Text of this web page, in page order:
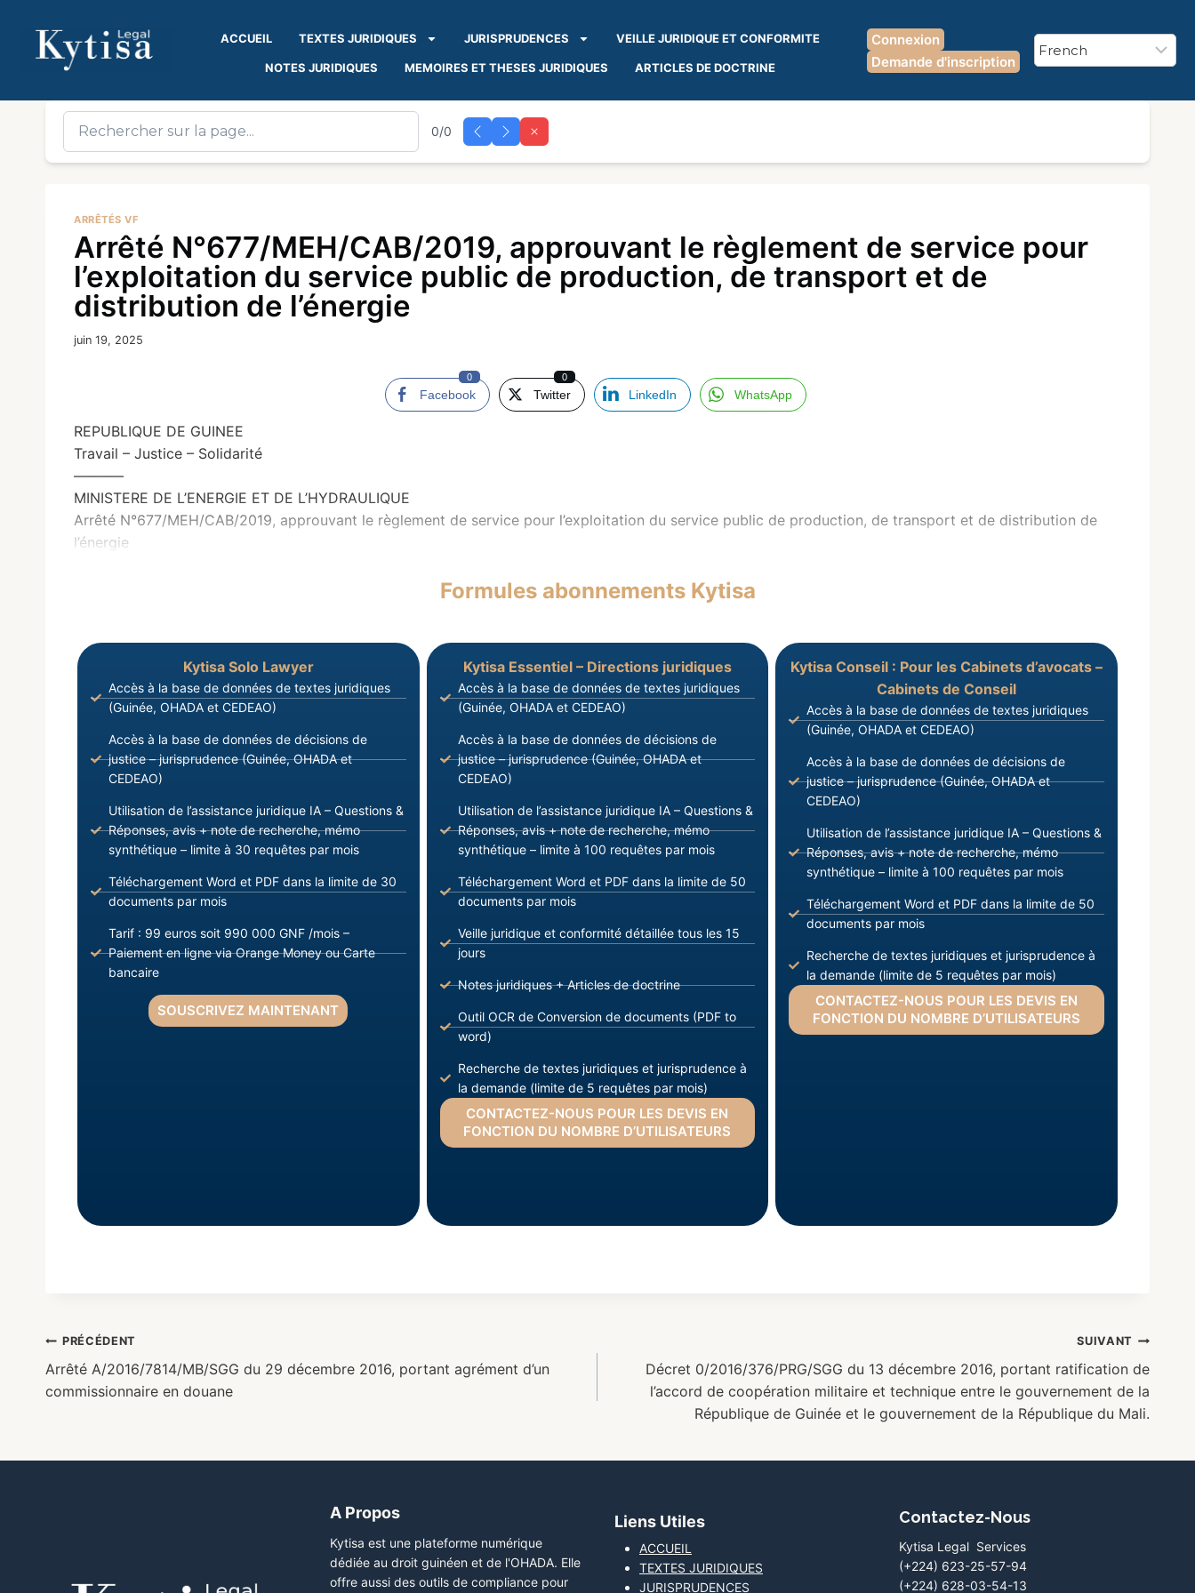
ACCUEIL TEXTES JURIDIQUES JURISPRUDENCES VEILLE JURIDIQUE ET CONFORMITE
NOTES JURIDIQUES MEMOIRES ET THESES JURIDIQUES ARTICLES DE DOCTRINE
Connexion
Demande d'inscription
0/0
ARRÊTÉS VF
Arrêté N°677/MEH/CAB/2019, approuvant le règlement de service pour
l’exploitation du service public de production, de transport et de
distribution de l’énergie
juin 19, 2025
Facebook
0
Twitter
0
LinkedIn WhatsApp
REPUBLIQUE DE GUINEE
Travail – Justice – Solidarité
———–
MINISTERE DE L’ENERGIE ET DE L’HYDRAULIQUE
Arrêté N°677/MEH/CAB/2019, approuvant le règlement de service pour l’exploitation du service public de production, de transport et de distribution de
l’énergie
Formules abonnements Kytisa
Kytisa Solo Lawyer
Accès à la base de données de textes juridiques
(Guinée, OHADA et CEDEAO)
Accès à la base de données de décisions de
justice – jurisprudence (Guinée, OHADA et
CEDEAO)
Utilisation de l’assistance juridique IA – Questions &
Réponses, avis + note de recherche, mémo
synthétique – limite à 30 requêtes par mois
Téléchargement Word et PDF dans la limite de 30
documents par mois
Tarif : 99 euros soit 990 000 GNF /mois –
Paiement en ligne via Orange Money ou Carte
bancaire
SOUSCRIVEZ MAINTENANT
Kytisa Essentiel – Directions juridiques
Accès à la base de données de textes juridiques
(Guinée, OHADA et CEDEAO)
Accès à la base de données de décisions de
justice – jurisprudence (Guinée, OHADA et
CEDEAO)
Utilisation de l’assistance juridique IA – Questions &
Réponses, avis + note de recherche, mémo
synthétique – limite à 100 requêtes par mois
Téléchargement Word et PDF dans la limite de 50
documents par mois
Veille juridique et conformité détaillée tous les 15
jours
Notes juridiques + Articles de doctrine
Outil OCR de Conversion de documents (PDF to
word)
Recherche de textes juridiques et jurisprudence à
la demande (limite de 5 requêtes par mois)
CONTACTEZ-NOUS POUR LES DEVIS EN
FONCTION DU NOMBRE D’UTILISATEURS
Kytisa Conseil : Pour les Cabinets d’avocats –
Cabinets de Conseil
Accès à la base de données de textes juridiques
(Guinée, OHADA et CEDEAO)
Accès à la base de données de décisions de
justice – jurisprudence (Guinée, OHADA et
CEDEAO)
Utilisation de l’assistance juridique IA – Questions &
Réponses, avis + note de recherche, mémo
synthétique – limite à 100 requêtes par mois
Téléchargement Word et PDF dans la limite de 50
documents par mois
Recherche de textes juridiques et jurisprudence à
la demande (limite de 5 requêtes par mois)
CONTACTEZ-NOUS POUR LES DEVIS EN
FONCTION DU NOMBRE D’UTILISATEURS
PRÉCÉDENT
Arrêté A/2016/7814/MB/SGG du 29 décembre 2016, portant agrément d’un
commissionnaire en douane
SUIVANT
Décret 0/2016/376/PRG/SGG du 13 décembre 2016, portant ratification de
l’accord de coopération militaire et technique entre le gouvernement de la
République de Guinée et le gouvernement de la République du Mali.
A Propos
Kytisa est une plateforme numérique
dédiée au droit guinéen et de l'OHADA. Elle
offre aussi des outils de compliance pour
Liens Utiles
ACCUEIL
TEXTES JURIDIQUES
JURISPRUDENCES
Contactez-Nous
Kytisa Legal Services
(+224) 623-25-57-94
(+224) 628-03-54-13